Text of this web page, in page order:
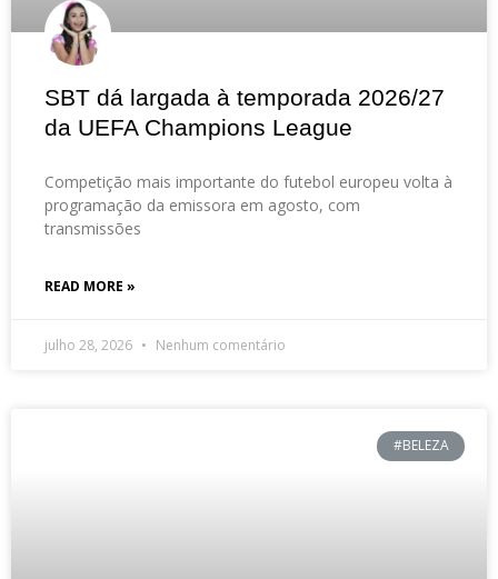
SBT dá largada à temporada 2026/27
da UEFA Champions League
Competição mais importante do futebol europeu volta à
programação da emissora em agosto, com
transmissões
READ MORE »
julho 28, 2026 Nenhum comentário
#BELEZA